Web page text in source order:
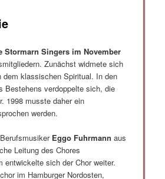
Stormarn Singersim November
Zunächst widmete sich
dem klassischen Spiritual. In den
Bestehens verdoppelte sich, die
1998 musste daher ein
werden.
Eggo Fuhrmann aus
Leitung des Chores
entwickelte sich der Chor weiter.
im Hamburger Nordosten,